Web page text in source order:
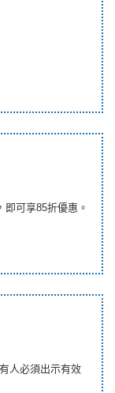
可享85折優惠。
人必須出示有效